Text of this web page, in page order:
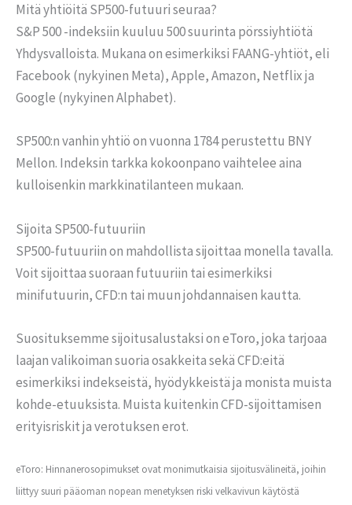
Mitä yhtiöitä SP500-futuuri seuraa?
S&P 500 -indeksiin kuuluu 500 suurinta pörssiyhtiötä
Yhdysvalloista. Mukana on esimerkiksi FAANG-yhtiöt, eli
Facebook (nykyinen Meta), Apple, Amazon, Netflix ja
Google (nykyinen Alphabet).
SP500:n vanhin yhtiö on vuonna 1784 perustettu BNY
Mellon. Indeksin tarkka kokoonpano vaihtelee aina
kulloisenkin markkinatilanteen mukaan.
Sijoita SP500-futuuriin
SP500-futuuriin on mahdollista sijoittaa monella tavalla.
Voit sijoittaa suoraan futuuriin tai esimerkiksi
minifutuurin, CFD:n tai muun johdannaisen kautta.
Suosituksemme sijoitusalustaksi on eToro, joka tarjoaa
laajan valikoiman suoria osakkeita sekä CFD:eitä
esimerkiksi indekseistä, hyödykkeistä ja monista muista
kohde-etuuksista. Muista kuitenkin CFD-sijoittamisen
erityisriskit ja verotuksen erot.
eToro: Hinnanerosopimukset ovat monimutkaisia sijoitusvälineitä, joihin
liittyy suuri pääoman nopean menetyksen riski velkavivun käytöstä